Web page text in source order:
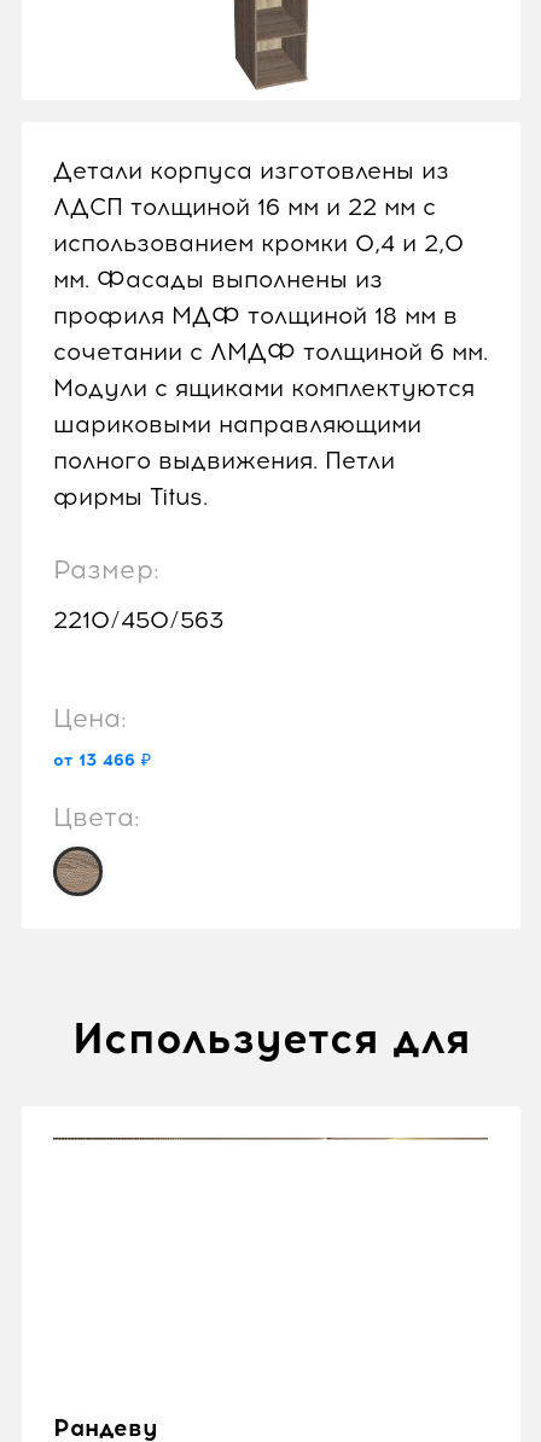
Детали корпуса изготовлены из
ЛДСП толщиной 16 мм и 22 мм с
использованием кромки 0,4 и 2,0
мм. Фасады выполнены из
профиля МДФ толщиной 18 мм в
сочетании с ЛМДФ толщиной 6 мм.
Модули с ящиками комплектуются
шариковыми направляющими
полного выдвижения. Петли
фирмы Titus.
Размер:
2210/450/563
Цена:
от 13 466 ₽
Цвета:
Используется для
Рандеву